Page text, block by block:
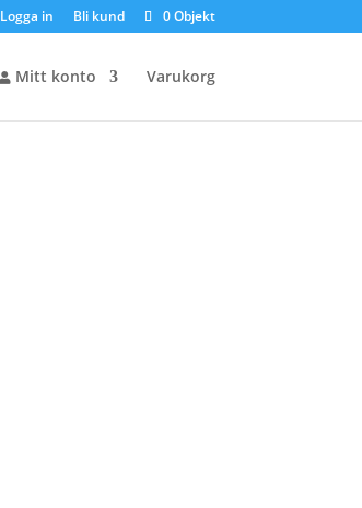
Logga in Bli kund 0 Objekt
Mitt konto Varukorg